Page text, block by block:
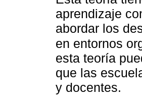
aprendizaje
abordar los
en entornos
esta teoría
que las
y docentes.